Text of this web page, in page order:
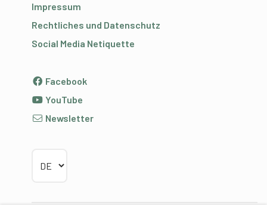
Impressum
Rechtliches und Datenschutz
Social Media Netiquette
Facebook
YouTube
Newsletter